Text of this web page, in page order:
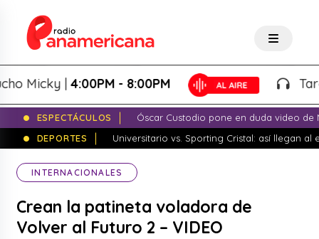
|4:00PM - 8:00PM
ESPECTÁCULOS
Óscar Custodio pone en duda video de
DEPORTES
Universitario vs. Sporting Cristal: así llegan al
INTERNACIONALES
Crean la patineta voladora de
Volver al Futuro 2 – VIDEO